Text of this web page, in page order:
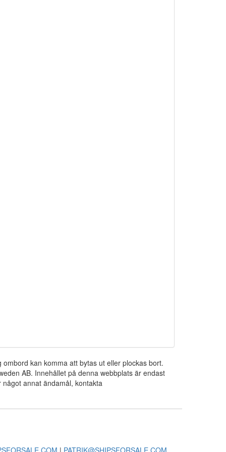
kan komma att bytas ut eller plockas bort.
AB. Innehållet på denna webbplats är endast
annat ändamål, kontakta
| PATRIK@SHIPSFORSALE.COM